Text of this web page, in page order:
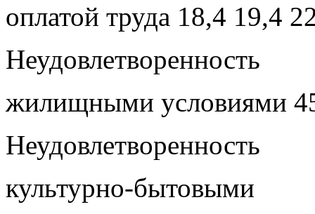
оплатой труда 18,4 19,4
Неудовлетворенность
жилищными условиями
Неудовлетворенность
культурно-бытовыми